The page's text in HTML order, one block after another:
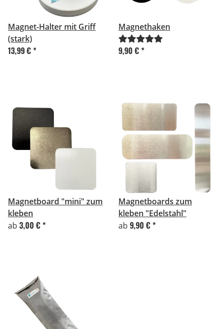
Magnet-Halter mit Griff
(stark)
13,99 €*
Magnethaken
9,90 €*
Magnetboard "mini" zum
kleben
ab 3,00 €*
Magnetboards zum
kleben "Edelstahl"
ab 9,90 €*